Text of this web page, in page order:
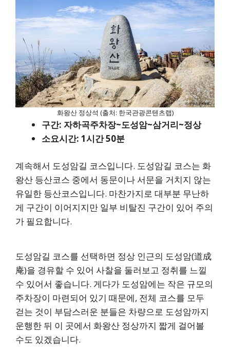
화왕산 정상석 (출처: 한국관광콘텐츠랩)
구간: 자하곡주차장~도성암~삼거리~정상
소요시간: 1시간 50분
계속해서 도성암길 코스입니다. 도성암길 코스는 화
왕산 등산코스 중에서 동문이나 서문을 거치지 않는
유일한 등산코스입니다. 마찬가지로 대부분 무난하
게 구간이 이어지지만 일부 비탈진 구간이 있어 주의
가 필요합니다.
도성암길 코스를 선택하면 정상 인근의 도성암(道成
庵)을 경유할 수 있어 사찰을 둘러보고 정취를 느낄
수 있어서 좋습니다. 게다가 도성암에는 작은 규모의
주차장이 마련되어 있기 때문에, 전체 코스를 모두
걷는 것이 부담스러운 분들은 차량으로 도성암까지
운행한 뒤 이 곳에서 화왕산 정상까지 짧게 걸어볼
수도 있겠습니다.